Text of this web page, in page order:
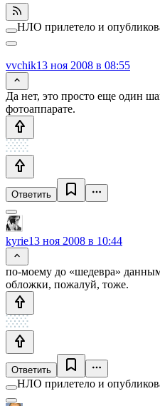
НЛО прилетело и
vvchik13 ноя 2008 в 08:55
Да нет, это просто еще один
фотоаппарате.
Ответить
kyrie13 ноя 2008 в 10:44
по-моему до «шедевра»
обложки, пожалуй, тоже.
Ответить
НЛО прилетело и